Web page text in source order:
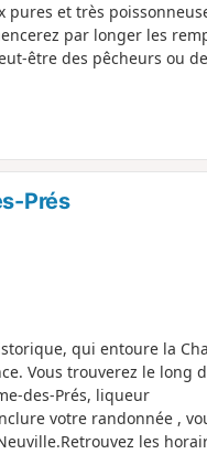
pures et très
par longer les
être des pêcheurs ou
Prés
qui entoure la
Vous trouverez le long
des-Prés, liqueur
votre randonnée ,
les